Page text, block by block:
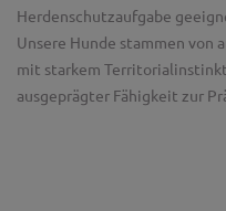
Herdenschutzaufgabe
Unsere Hunde stammen
mit starkem
ausgeprägter Fähigkeit zur